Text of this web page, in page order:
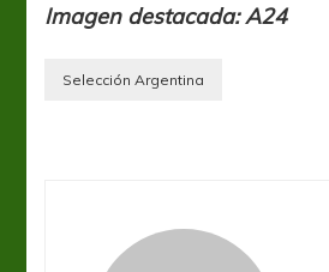
Imagen destacada: A24
Selección Argentina